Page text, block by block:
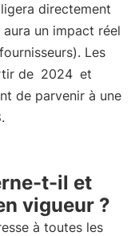
directement
aura un impact réel
Les
de 2024 et
de parvenir à une
t-il et
vigueur ?
à toutes les